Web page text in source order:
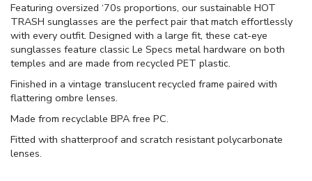
Featuring oversized ‘70s proportions, our sustainable HOT
TRASH sunglasses are the perfect pair that match effortlessly
with every outfit. Designed with a large fit, these cat-eye
sunglasses feature classic Le Specs metal hardware on both
temples and are made from recycled PET plastic.
Finished in a vintage translucent recycled frame paired with
flattering ombre lenses.
Made from recyclable BPA free PC.
Fitted with shatterproof and scratch resistant polycarbonate
lenses.